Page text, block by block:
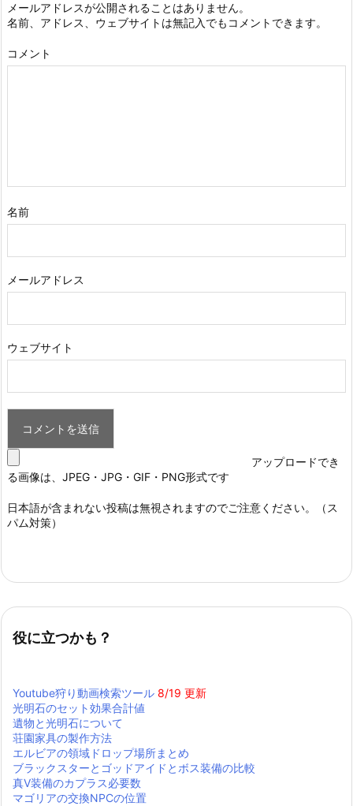
メールアドレスが公開されることはありません。
名前、アドレス、ウェブサイトは無記入でもコメントできます。
コメント
名前
メールアドレス
ウェブサイト
アップロードでき
る画像は、JPEG・JPG・GIF・PNG形式です
日本語が含まれない投稿は無視されますのでご注意ください。（ス
パム対策）
役に立つかも？
Youtube狩り動画検索ツール 8/19 更新
光明石のセット効果合計値
遺物と光明石について
荘園家具の製作方法
エルビアの領域ドロップ場所まとめ
ブラックスターとゴッドアイドとボス装備の比較
真Ⅴ装備のカプラス必要数
マゴリアの交換NPCの位置